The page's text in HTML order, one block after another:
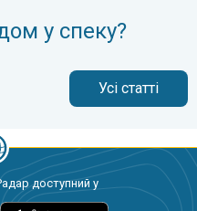
у спеку?
Усі статті
доступний у